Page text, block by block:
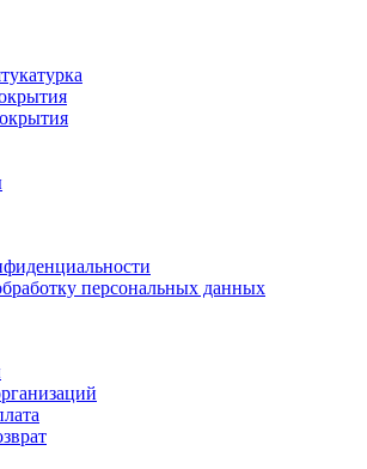
персональных данных